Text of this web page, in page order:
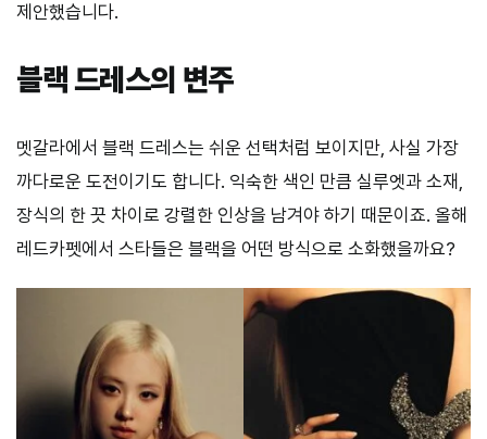
제안했습니다.
블랙 드레스의 변주
멧갈라에서 블랙 드레스는 쉬운 선택처럼 보이지만, 사실 가장
까다로운 도전이기도 합니다. 익숙한 색인 만큼 실루엣과 소재,
장식의 한 끗 차이로 강렬한 인상을 남겨야 하기 때문이죠. 올해
레드카펫에서 스타들은 블랙을 어떤 방식으로 소화했을까요?